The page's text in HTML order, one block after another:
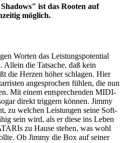
ist das Rooten auf
möglich.
Worten das Leistungspotential
Allein die Tatsache, daß kein
die Herzen höher schlagen. Hier
angesprochen fühlen, die nun
Mit einem entsprechenden MIDI-
direkt triggern können. Jimmy
zu welchen Leistungen seine Soft-
sein wird, als er diese ins Leben
zu Hause stehen, was wohl
Ob Jimmy die Box auf seiner